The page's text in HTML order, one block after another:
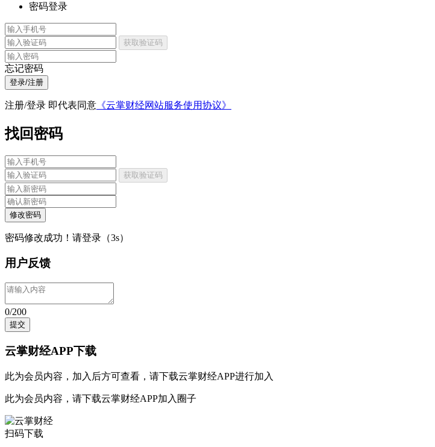
密码登录
获取验证码
忘记密码
登录/注册
注册/登录 即代表同意 《云掌财经网站服务使用协议》
找回密码
获取验证码
修改密码
密码修改成功！请登录（3s）
用户反馈
0/200
提交
云掌财经APP下载
此为会员内容，加入后方可查看，请下载云掌财经APP进行加入
此为会员内容，请下载云掌财经APP加入圈子
扫码下载